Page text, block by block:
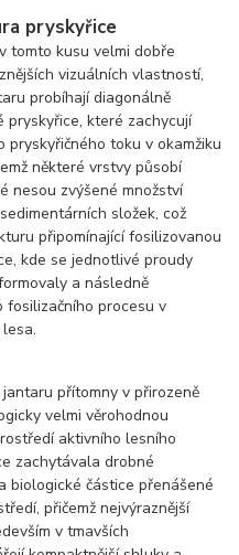
pryskyřice
tomto kusu velmi dobře
vizuálních vlastností,
probíhají diagonálně
pryskyřice, které zachycují
toku v okamžiku
některé vrstvy působí
nesou zvýšené množství
složek, což
připomínající fosilizovanou
kde se jednotlivé proudy
a následně
fosilizačního procesu v
přítomny v přirozeně
velmi věrohodnou
aktivního lesního
zachytávala drobné
biologické částice přenášené
přičemž nejvýraznější
v tmavších